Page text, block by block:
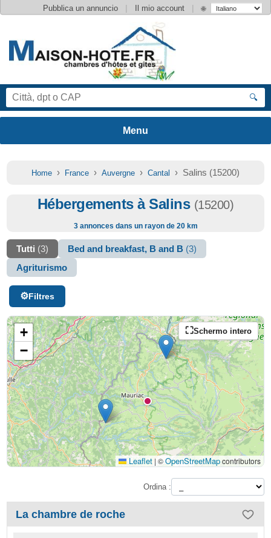
Pubblica un annuncio | Il mio account | 🌐
🔍
Home › France › Auvergne › Cantal › Salins (15200)
Hébergements à Salins (15200)
3 annonces dans un rayon de 20 km
Tutti (3) Bed and breakfast, B and B (3)
Agriturismo
Filtres
Schermo intero
+
−
Leaflet| ©OpenStreetMapcontributors
Ordina :
La chambre de roche